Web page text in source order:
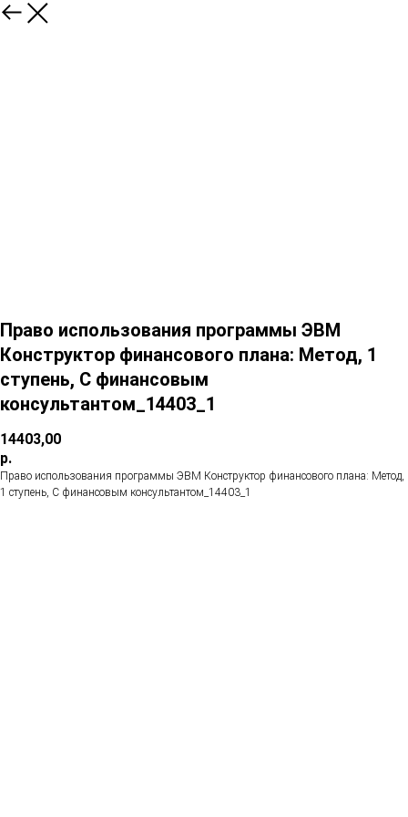
Право использования программы ЭВМ
Конструктор финансового плана: Метод, 1
ступень, С финансовым
консультантом_14403_1
14403,00
р.
Право использования программы ЭВМ Конструктор финансового плана: Метод,
1 ступень, С финансовым консультантом_14403_1